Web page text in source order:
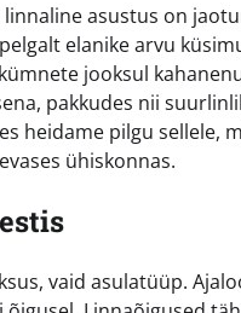
asustus on
elanike arvu
jooksul
pakkudes nii
heidame pilgu sellele,
ühiskonnas.
vaid asulatüüp.